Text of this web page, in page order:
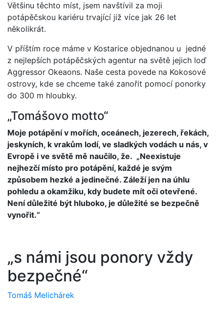
Většinu těchto míst, jsem navštívil za moji
potápěčskou kariéru trvající již více jak 26 let
několikrát.
V příštím roce máme v Kostarice objednanou u jedné
z nejlepších potápěčských agentur na světě jejich loď
Aggressor Okeaons. Naše cesta povede na Kokosové
ostrovy, kde se chceme také zanořit pomocí ponorky
do 300 m hloubky.
„Tomášovo motto“
Moje potápění v mořích, oceánech, jezerech, řekách,
jeskyních, k vrakům lodí, ve sladkých vodách u nás, v
Evropě i ve světě mě naučilo, že. „Neexistuje
nejhezčí místo pro potápění, každé je svým
způsobem hezké a jedinečné. Záleží jen na úhlu
pohledu a okamžiku, kdy budete mít oči otevřené.
Není důležité být hluboko, je důležité se bezpečně
vynořit.“
„s námi jsou ponory vždy
bezpečné“
Tomáš Melichárek